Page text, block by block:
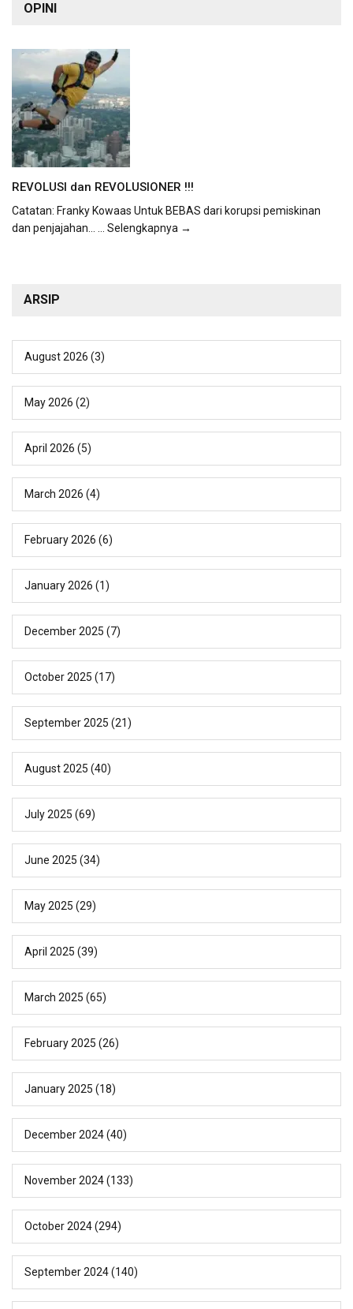
OPINI
REVOLUSI dan REVOLUSIONER !!!
Catatan: Franky Kowaas Untuk BEBAS dari korupsi pemiskinan
dan penjajahan...
... Selengkapnya →
ARSIP
August 2026 (3)
May 2026 (2)
April 2026 (5)
March 2026 (4)
February 2026 (6)
January 2026 (1)
December 2025 (7)
October 2025 (17)
September 2025 (21)
August 2025 (40)
July 2025 (69)
June 2025 (34)
May 2025 (29)
April 2025 (39)
March 2025 (65)
February 2025 (26)
January 2025 (18)
December 2024(40)
November 2024(133)
October 2024(294)
September 2024(140)